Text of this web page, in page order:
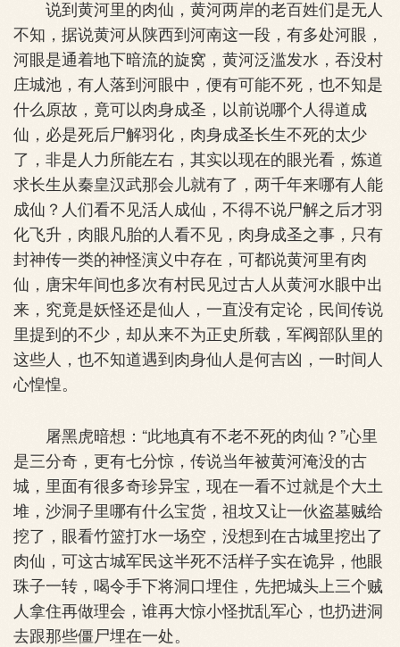
说到黄河里的肉仙，黄河两岸的老百姓们是无人
不知，据说黄河从陕西到河南这一段，有多处河眼，
河眼是通着地下暗流的旋窝，黄河泛滥发水，吞没村
庄城池，有人落到河眼中，便有可能不死，也不知是
什么原故，竟可以肉身成圣，以前说哪个人得道成
仙，必是死后尸解羽化，肉身成圣长生不死的太少
了，非是人力所能左右，其实以现在的眼光看，炼道
求长生从秦皇汉武那会儿就有了，两千年来哪有人能
成仙？人们看不见活人成仙，不得不说尸解之后才羽
化飞升，肉眼凡胎的人看不见，肉身成圣之事，只有
封神传一类的神怪演义中存在，可都说黄河里有肉
仙，唐宋年间也多次有村民见过古人从黄河水眼中出
来，究竟是妖怪还是仙人，一直没有定论，民间传说
里提到的不少，却从来不为正史所载，军阀部队里的
这些人，也不知道遇到肉身仙人是何吉凶，一时间人
心惶惶。
屠黑虎暗想：“此地真有不老不死的肉仙？”心里
是三分奇，更有七分惊，传说当年被黄河淹没的古
城，里面有很多奇珍异宝，现在一看不过就是个大土
堆，沙洞子里哪有什么宝货，祖坟又让一伙盗墓贼给
挖了，眼看竹篮打水一场空，没想到在古城里挖出了
肉仙，可这古城军民这半死不活样子实在诡异，他眼
珠子一转，喝令手下将洞口埋住，先把城头上三个贼
人拿住再做理会，谁再大惊小怪扰乱军心，也扔进洞
去跟那些僵尸埋在一处。